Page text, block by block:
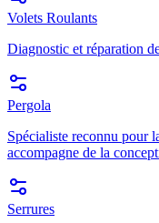
Volets Roulants
Diagnostic et réparation
Pergola
Spécialiste reconnu pour
accompagne de la
Serrures